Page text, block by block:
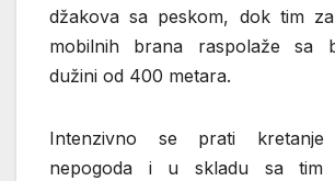
džakova sa peskom, dok tim za
mobilnih brana raspolaže sa
dužini od 400 metara.
Intenzivno se prati kretanje
nepogoda i u skladu sa tim